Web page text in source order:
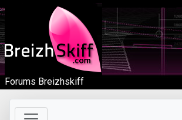
Forums Breizhskiff